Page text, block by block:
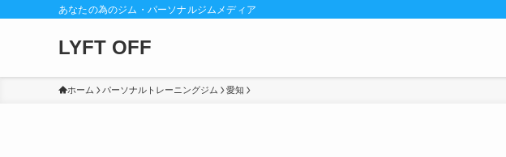
あなたの為のジム・パーソナルジムメディア
LYFT OFF
ホーム パーソナルトレーニングジム 愛知